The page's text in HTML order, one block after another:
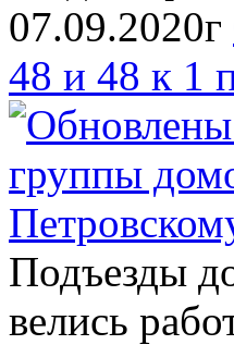
07.09.2020г
48 и 48 к 1
Подъезды
велись